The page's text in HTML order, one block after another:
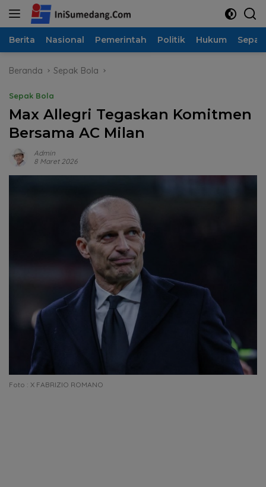
Langsung
Berita Nasional Pemerintah Politik Hukum
Beranda Sepak Bola
Sepak Bola
Max Allegri Tegaskan Komitmen
Bersama AC Milan
Admin
8 Maret 2026
Foto : X FABRIZIO ROMANO